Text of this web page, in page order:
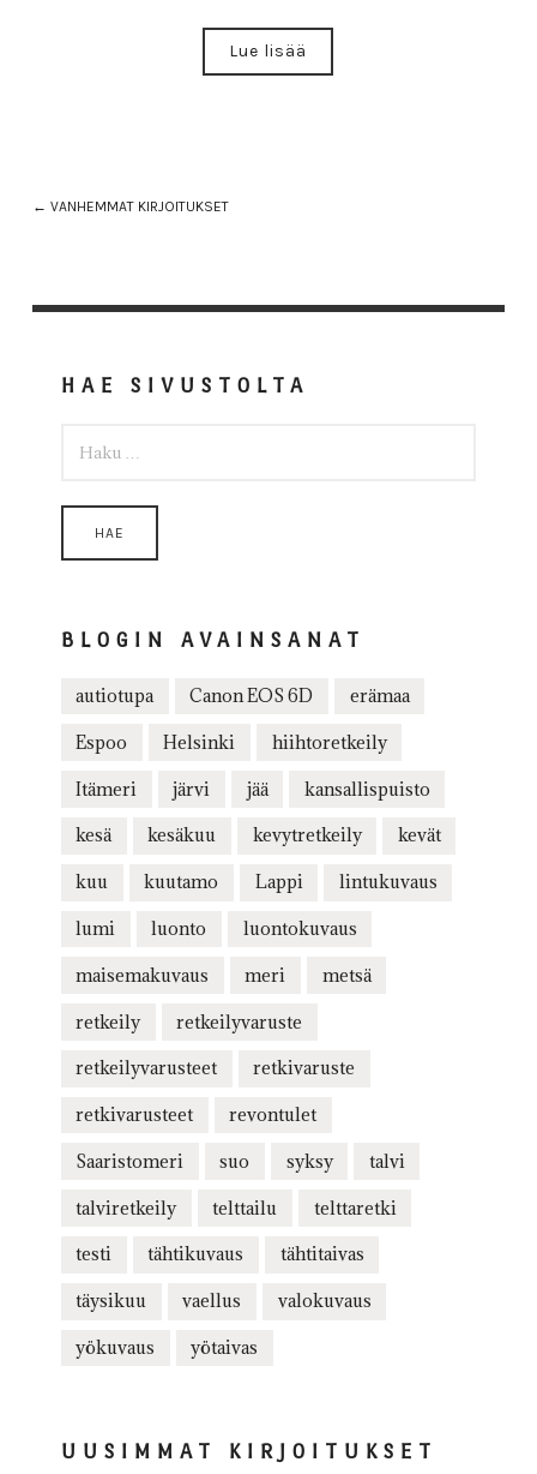
Lue lisää
← VANHEMMAT KIRJOITUKSET
HAE SIVUSTOLTA
BLOGIN AVAINSANAT
autiotupa Canon EOS 6D erämaa
Espoo Helsinki hiihtoretkeily
Itämeri järvi jää kansallispuisto
kesä kesäkuu kevytretkeily kevät
kuu kuutamo Lappi lintukuvaus
lumi luonto luontokuvaus
maisemakuvaus meri metsä
retkeily retkeilyvaruste
retkeilyvarusteet retkivaruste
retkivarusteet revontulet
Saaristomeri suo syksy talvi
talviretkeily telttailu telttaretki
testi tähtikuvaus tähtitaivas
täysikuu vaellus valokuvaus
yökuvaus yötaivas
UUSIMMAT KIRJOITUKSET